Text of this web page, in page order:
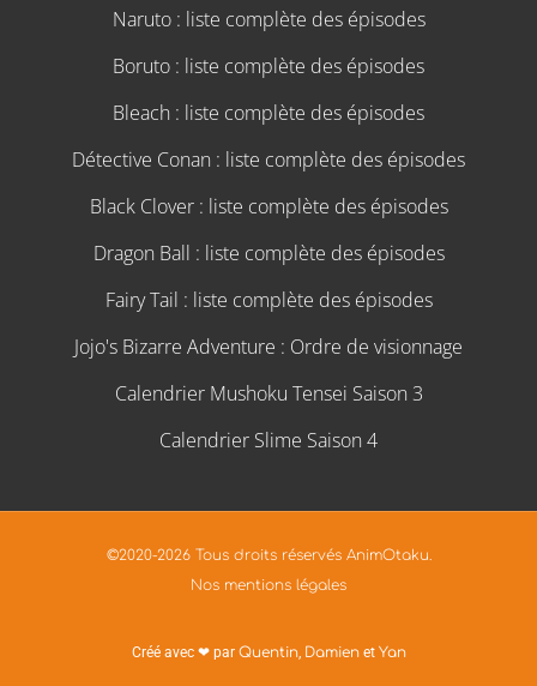
Naruto : liste complète des épisodes
Boruto : liste complète des épisodes
Bleach : liste complète des épisodes
Détective Conan : liste complète des épisodes
Black Clover : liste complète des épisodes
Dragon Ball : liste complète des épisodes
Fairy Tail : liste complète des épisodes
Jojo's Bizarre Adventure : Ordre de visionnage
Calendrier Mushoku Tensei Saison 3
Calendrier Slime Saison 4
©2020-2026 Tous droits réservés AnimOtaku.
Nos mentions légales
Créé avec ❤ par Quentin, Damienet Yan